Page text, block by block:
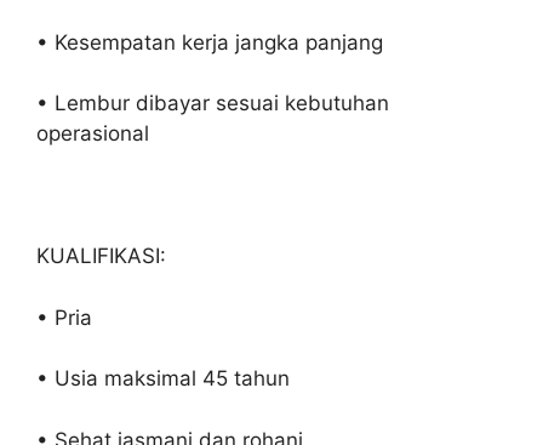
• Kesempatan kerja jangka panjang
• Lembur dibayar sesuai kebutuhan
operasional
KUALIFIKASI:
• Pria
• Usia maksimal 45 tahun
• Sehat jasmani dan rohani